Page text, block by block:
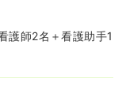
護師2名＋看護助手1